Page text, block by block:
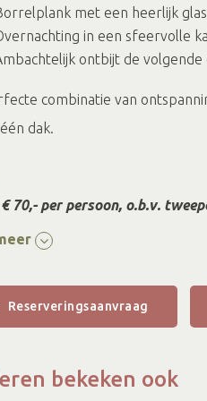
met een heerlijk
in een sfeervolle
ontbijt de volgende
combinatie van
dak.
70,- per persoon, o.b.v.
Reserveringsaanvraag
bekeken ook